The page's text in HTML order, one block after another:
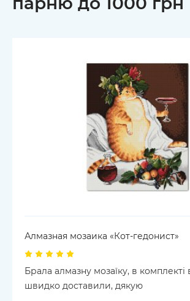
Алмазная мозаика «Кот-гедонист»
Брала алмазну мозаїку, в комплекті
швидко доставили, дякую